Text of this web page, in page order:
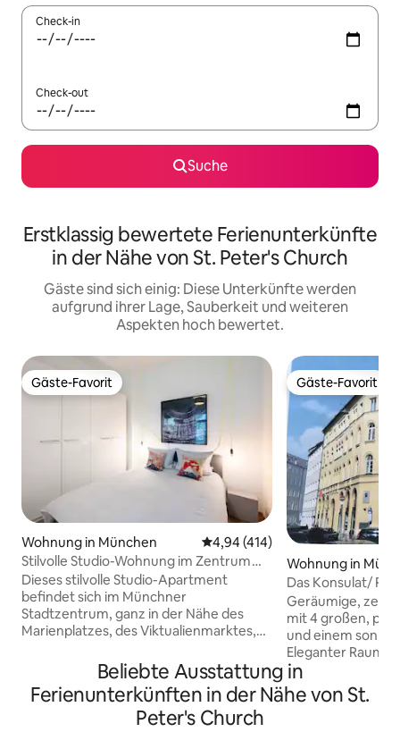
Check-in
Check-out
Suche
Erstklassig bewertete Ferienunterkünfte
in der Nähe von St. Peter's Church
Gäste sind sich einig: Diese Unterkünfte werden
aufgrund ihrer Lage, Sauberkeit und weiteren
Aspekten hoch bewertet.
Gäste-Favorit
Gäste-Favorit
Wohnung in München Durchschnittliche Bewertung:
4,94 (414)
Stilvolle Studio-Wohnung im Zentrum
Münchens
Dieses stilvolle Studio-Apartment
befindet sich im Münchner
Stadtzentrum, ganz in der Nähe des
Marienplatzes, des Viktualienmarktes,
Oktoberfest ist nur 15 Minuten entfernt.
Umgeben von vielen Restaurants und
Bars, die zu Fuß erreichbar sind. Das
Studio wurde mit einer liebevollen Hand
Gäste-Favorit
Gäste-Favorit
Wohnung in
Das Konsulat/
Gruppen!
Geräumige,
mit 4 großen,
und einem
Eleganter Raum,
war. Designermöbel aus der Mitte des
Jahrhunderts,
und eine
Beliebte Ausstattung in
Ferienunterkünften in der Nähe von St.
Peter's Church